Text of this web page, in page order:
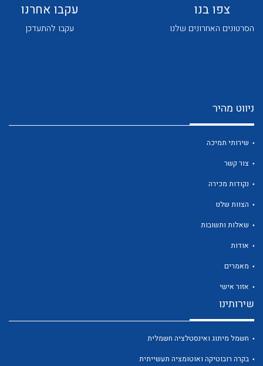
לכל מוצרי היצרן לכל מוצרי היצרן
לכל מוצרי היצרן
צפו בנו
הסרטונים האחרונים שלנו
עקבו אחרנו
עקבו להתעדכן
ניווט מהיר
שירותי תמיכה
צור קשר
נקודות מכירה
הצוות שלנו
שאלות ותשובות
אודות
מאמרים
אזור אישי
שירותינו
חשמל מיתוג ואינסטלציה חשמלית
בקרה רובוטיקה ואוטומציה תעשייתית